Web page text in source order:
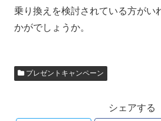
乗り換えを検討されている方がい
かがでしょうか。
プレゼントキャンペーン
シェアする